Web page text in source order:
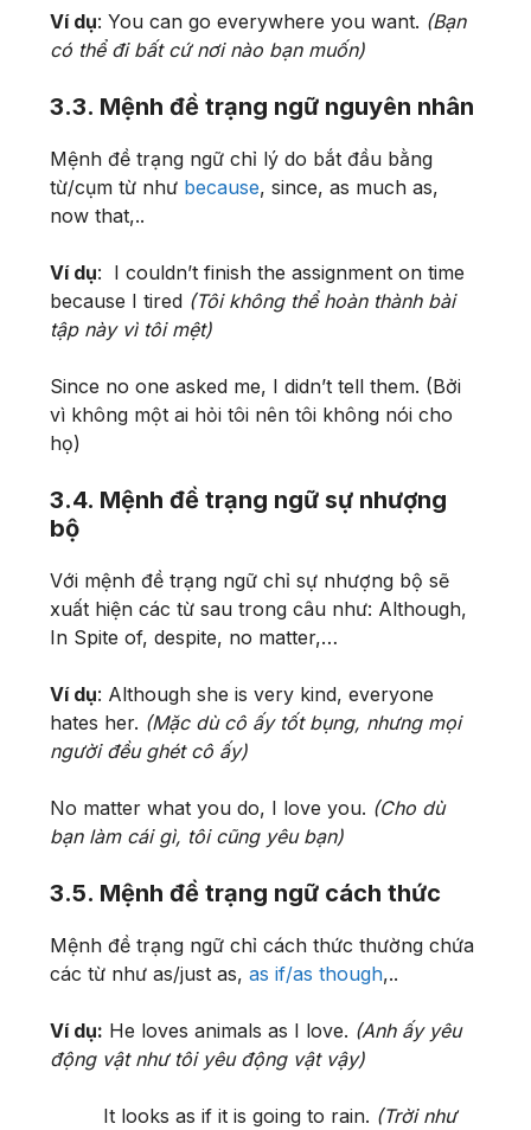
Ví dụ: You can go everywhere you want. (Bạn
có thể đi bất cứ nơi nào bạn muốn)
3.3. Mệnh đề trạng ngữ nguyên nhân
Mệnh đề trạng ngữ chỉ lý do bắt đầu bằng
từ/cụm từ như because, since, as much as,
now that,..
Ví dụ: I couldn’t finish the assignment on time
because I tired (Tôi không thể hoàn thành bài
tập này vì tôi mệt)
Since no one asked me, I didn’t tell them. (Bởi
vì không một ai hỏi tôi nên tôi không nói cho
họ)
3.4. Mệnh đề trạng ngữ sự nhượng
bộ
Với mệnh đề trạng ngữ chỉ sự nhượng bộ sẽ
xuất hiện các từ sau trong câu như: Although,
In Spite of, despite, no matter,…
Ví dụ: Although she is very kind, everyone
hates her. (Mặc dù cô ấy tốt bụng, nhưng mọi
người đều ghét cô ấy)
No matter what you do, I love you. (Cho dù
bạn làm cái gì, tôi cũng yêu bạn)
3.5. Mệnh đề trạng ngữ cách thức
Mệnh đề trạng ngữ chỉ cách thức thường chứa
các từ như as/just as, as if/as though,..
Ví dụ: He loves animals as I love. (Anh ấy yêu
động vật như tôi yêu động vật vậy)
It looks as if it is going to rain. (Trời như